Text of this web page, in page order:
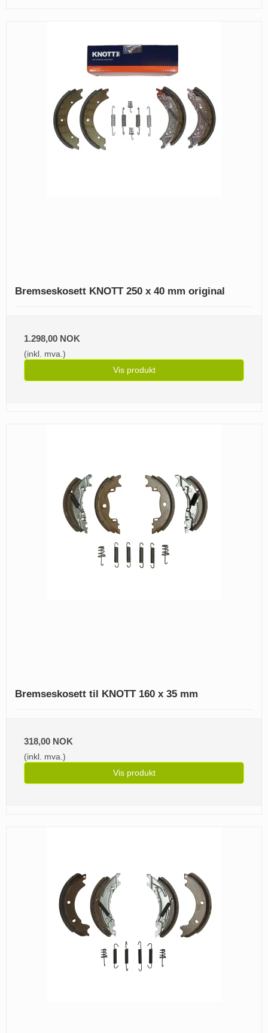
Bremseskosett KNOTT 250 x 40 mm original
1.298,00 NOK
(inkl. mva.)
Vis produkt
Bremseskosett til KNOTT 160 x 35 mm
318,00 NOK
(inkl. mva.)
Vis produkt